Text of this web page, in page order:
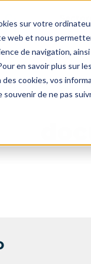
sur votre
web et nous
de navigation,
en savoir plus sur
cookies, vos
de ne pas
electrónica